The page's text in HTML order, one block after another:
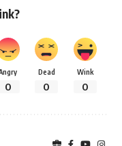
0
Dead
0
Wink
0